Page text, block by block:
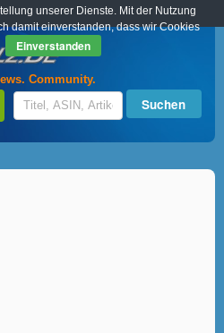
Community.
unserer Dienste. Mit der Nutzung
damit einverstanden, dass wir Cookies
Einverstanden